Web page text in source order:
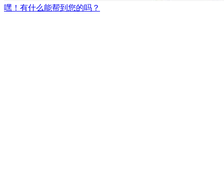
嘿！有什么能帮到您的吗？